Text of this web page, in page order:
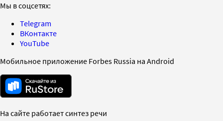
Мы в соцсетях:
Telegram
ВКонтакте
YouTube
Мобильное приложение Forbes Russia на Android
На сайте работает синтез речи